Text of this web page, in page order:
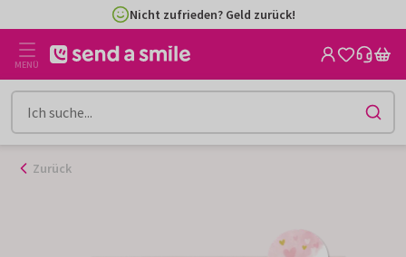
Inhalt
gehen
Nicht zufrieden? Geld zurück!
MENÜ
Zurück